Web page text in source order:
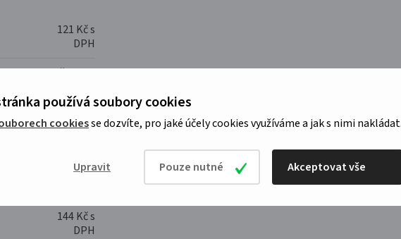
používá soubory cookies
cookiesse dozvíte, pro jaké účely cookies využíváme a jak s nimi nakládat.
Upravit Pouze nutné Akceptovat vše
121 Kč s
DPH
79 Kč s DPH
85 Kč s DPH
139 Kč s
144 Kč s
DPH